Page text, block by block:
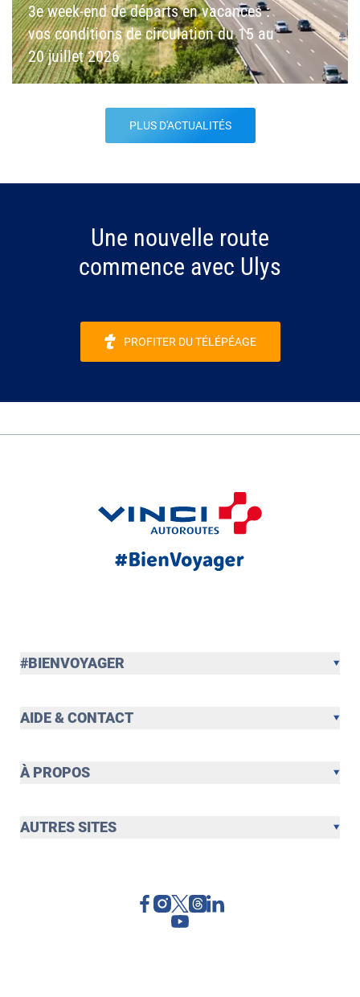
3e week-end de départs en vacances :
vos conditions de circulation du 15 au
20 juillet 2026
PLUS D'ACTUALITÉS
Une nouvelle route
commence avec Ulys
PROFITER DU TÉLÉPÉAGE
#BIENVOYAGER
AIDE & CONTACT
À PROPOS
AUTRES SITES